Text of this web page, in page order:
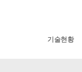
기술현황